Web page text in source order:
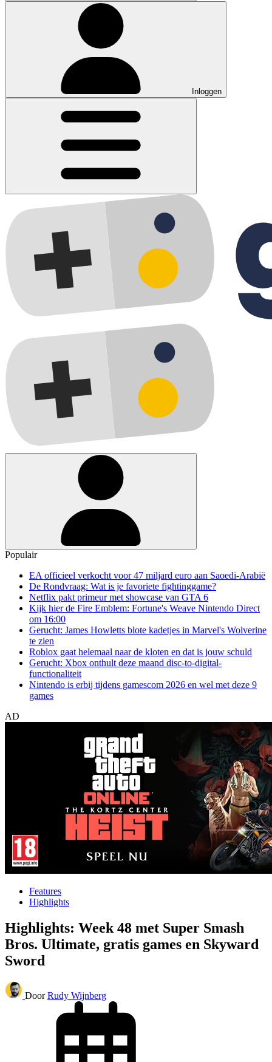
Inloggen
Populair
EA officieel verkocht voor 47 miljard euro aan Saoedi-Arabië
De Rondvraag: Wat is je favoriete fightinggame?
Netflix pakt primeur met showcase van GTA 6
Kijk hier de Fire Emblem: Fortune's Weave Nintendo Direct
om 16:00
Gerucht: James Howletts blote kadetjes in Marvel's Wolverine
te zien
Roblox gaat helemaal naar de kloten en dat is jouw schuld
Gerucht: Xbox onthult deze maand disc-to-digital-
functionaliteit
Nintendo is erbij tijdens gamescom 2026 en wel met deze 9
games
AD
Features
Highlights
Highlights: Week 48 met Super Smash
Bros. Ultimate, gratis games en Skyward
Sword
Door Rudy Wijnberg